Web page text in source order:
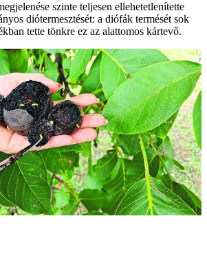
szinte teljesen ellehetetlenítette
diótermesztését: a diófák termését sok
tette tönkre ez az alattomos kártevő.